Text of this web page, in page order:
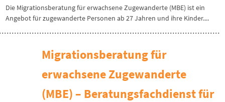
Die Migrationsberatung für erwachsene Zugewanderte (MBE) ist ein
Angebot für zugewanderte Personen ab 27 Jahren und ihre Kinder....
Migrationsberatung für
erwachsene Zugewanderte
(MBE) – Beratungsfachdienst für